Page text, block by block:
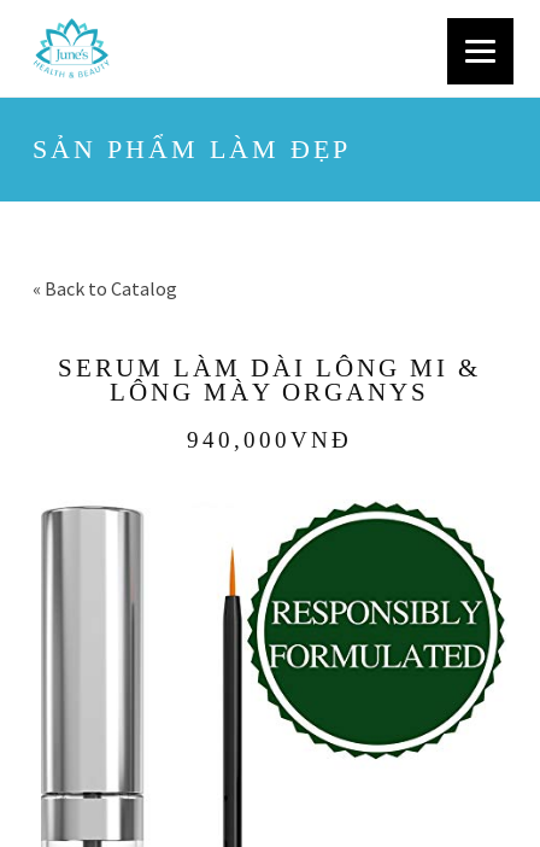
SẢN PHẨM LÀM ĐẸP
« Back to Catalog
SERUM LÀM DÀI LÔNG MI &
LÔNG MÀY ORGANYS
940,000VNĐ